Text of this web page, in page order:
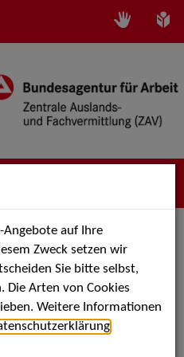
als PDF speichern
auf Ihre
Zweck setzen wir
Sie bitte selbst,
Die Arten von Cookies
Weitere Informationen